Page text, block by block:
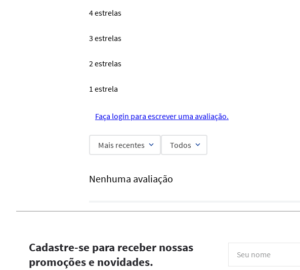
4 estrelas
3 estrelas
2 estrelas
1 estrela
Faça login para escrever uma avaliação.
Mais recentes Todos
Nenhuma avaliação
Cadastre-se para receber nossas
promoções e novidades.